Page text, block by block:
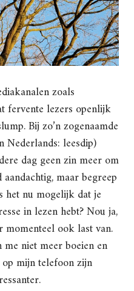
zoals
fervente lezers openlijk
Bij zo’n zogenaamde
Nederlands: leesdip)
dag geen zin meer om
maar begreep
het nu mogelijk dat je
in lezen hebt? Nou ja,
momenteel ook last van.
niet meer boeien en
mijn telefoon zijn